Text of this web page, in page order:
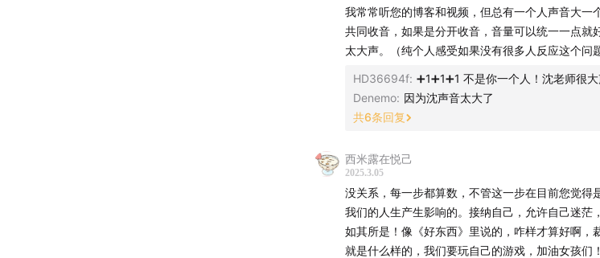
期待大家在评论区留言分享自己的值得故事，我
得礼盒」 。
【本期内容】
欢迎钟楚曦！
我常常听您的博客和视频，但总有一个人声音大一
共同收音，如果是分开收音，音量可以统一一点就
太大声。（纯个人感受如果没有很多人反应这个问
HD36694f: ➕1➕1➕1 不是你一个人！沈老师很
Denemo: 因为沈声音太大了
共6条回复
西米露在悦己
2025.3.05
没关系，每一步都算数，不管这一步在目前您觉得
我们的人生产生影响的。接纳自己，允许自己迷茫
如其所是！像《好东西》里说的，咋样才算好啊，
就是什么样的，我们要玩自己的游戏，加油女孩们！